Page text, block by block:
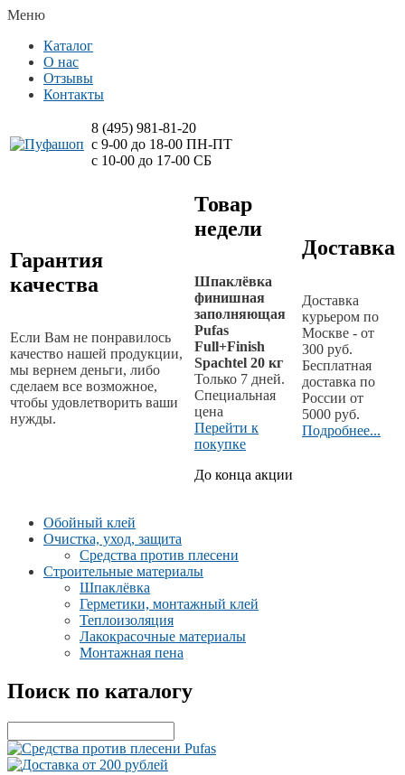
Меню
Каталог
О нас
Отзывы
Контакты
8 (495) 981-81-20
с 9-00 до 18-00 ПН-ПТ
с 10-00 до 17-00 СБ
Гарантия
качества
Если Вам не понравилось
качество нашей продукции,
мы вернем деньги, либо
сделаем все возможное,
чтобы удовлетворить ваши
нужды.
Товар
недели
Шпаклёвка
финишная
заполняющая
Pufas
Full+Finish
Spachtel 20 кг
Только 7 дней.
Специальная
цена
Перейти к
покупке
До конца акции
Доставка
Доставка
курьером по
Москве - от
300 руб.
Бесплатная
доставка по
России от
5000 руб.
Подробнее...
Обойный клей
Очистка, уход, защита
Средства против плесени
Строительные материалы
Шпаклёвка
Герметики, монтажный клей
Теплоизоляция
Лакокрасочные материалы
Монтажная пена
Поиск по каталогу